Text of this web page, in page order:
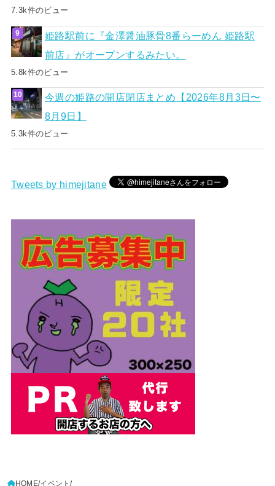
7.3k件のビュー
姫路駅前に『金澤醤油豚骨8番らーめん 姫路駅
前店』がオープンするみたい。
5.8k件のビュー
今週の姫路の開店閉店まとめ【2026年8月3日〜
8月9日】
5.3k件のビュー
Tweets by himejitane
HOME イベント